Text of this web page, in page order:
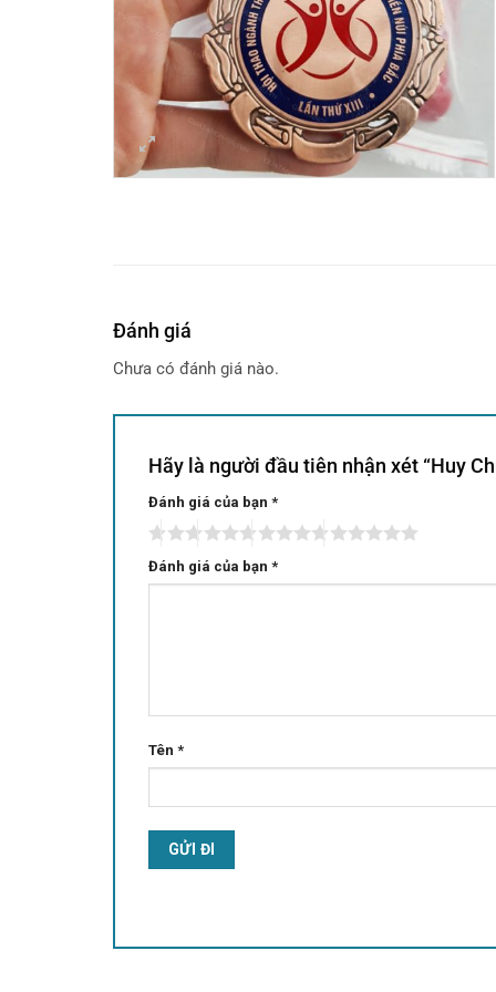
Đánh giá
Chưa có đánh giá nào.
Hãy là người đầu tiên nhận xét “Huy
Đánh giá của bạn *
Đánh giá của bạn *
Tên *
Alternative: